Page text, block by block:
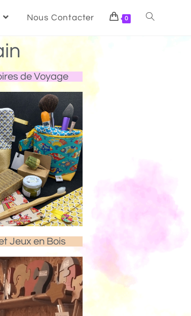
Nous Contacter 0
de Voyage
Jeux en Bois